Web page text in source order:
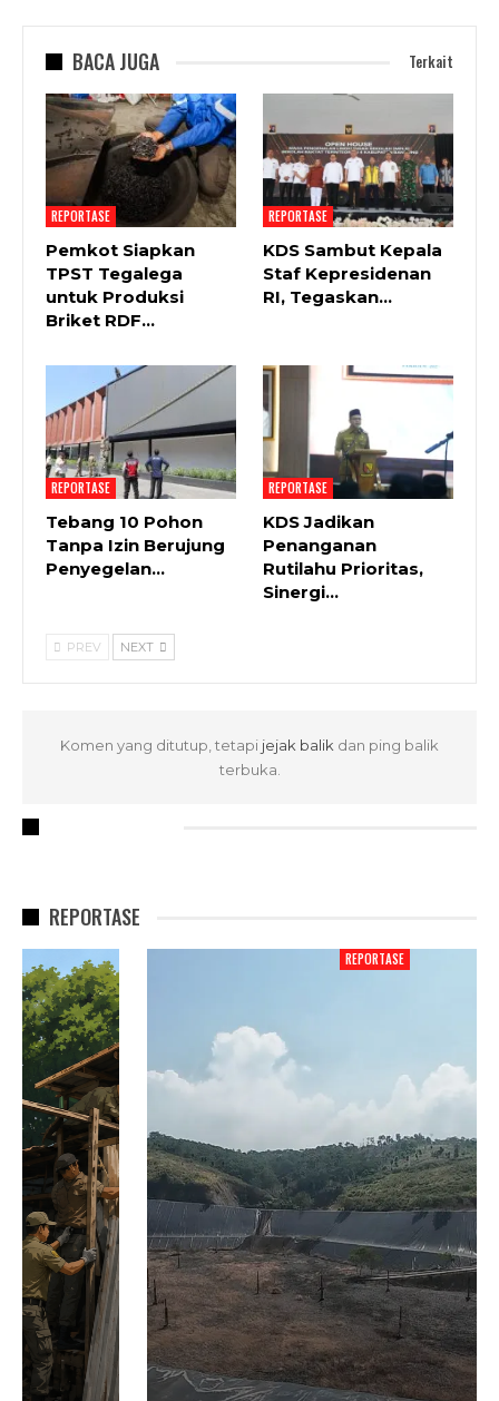
BACA JUGA Terkait
REPORTASE
Pemkot Siapkan
TPST Tegalega
untuk Produksi
Briket RDF…
REPORTASE
KDS Sambut Kepala
Staf Kepresidenan
RI, Tegaskan…
REPORTASE
Tebang 10 Pohon
Tanpa Izin Berujung
Penyegelan…
REPORTASE
KDS Jadikan
Penanganan
Rutilahu Prioritas,
Sinergi…
PREV NEXT
Komen yang ditutup, tetapi jejak balik dan ping balik
terbuka.
REPORTASE